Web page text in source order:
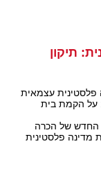
תיקון
פלסטינית עצמאית
תיקון היסטורי חשוב להצהרת בלפור בשנת 1917 על הקמת בית
החדש של הכרה
מדינה פלסטינית